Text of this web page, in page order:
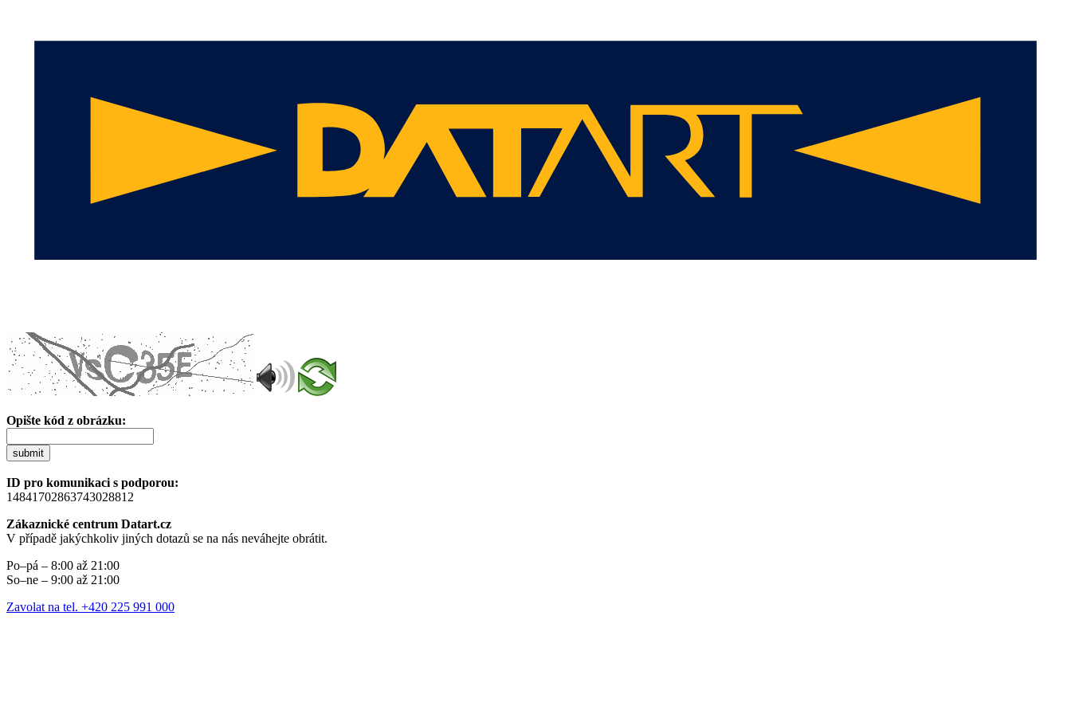
Opište kód z obrázku:
submit
ID pro komunikaci s podporou:
14841702863743028812
Zákaznické centrum Datart.cz
V případě jakýchkoliv jiných dotazů se na nás neváhejte obrátit.
Po–pá – 8:00 až 21:00
So–ne – 9:00 až 21:00
Zavolat na tel. +420 225 991 000